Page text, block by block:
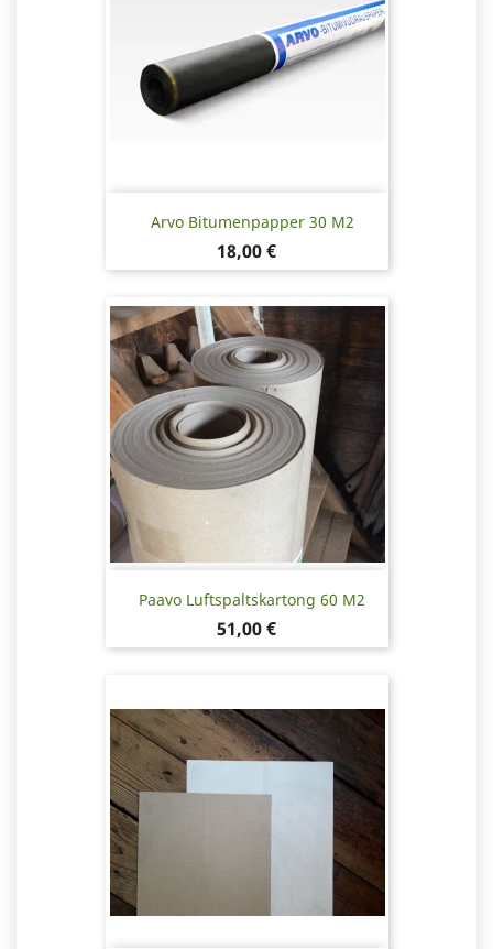
Arvo Bitumenpapper 30 M2
Pris
18,00 €
Paavo Luftspaltskartong 60 M2
Pris
51,00 €